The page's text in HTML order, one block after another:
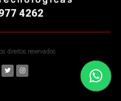
4262
direitos reservados.